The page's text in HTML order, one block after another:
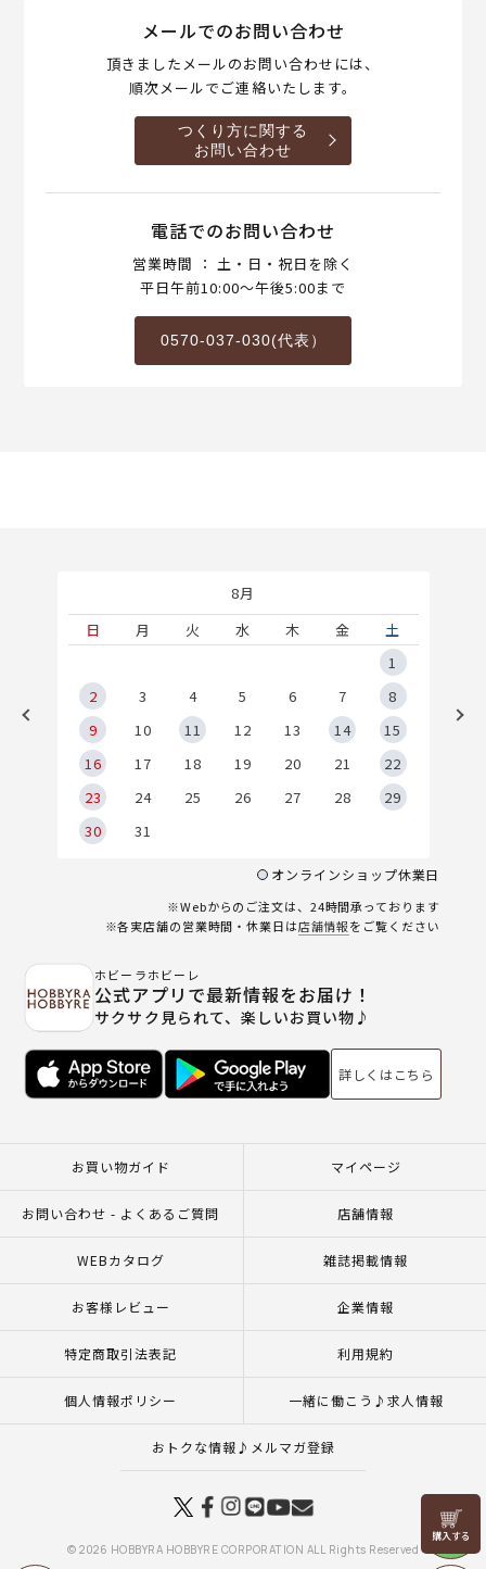
リリヤン
フェア
メールでのお問い合わせ
頂きましたメールのお問い合わせには、
順次メールでご連絡いたします。
つくり方に関する
お問い合わせ
電話でのお問い合わせ
営業時間 ： 土・日・祝日を除く
平日午前10:00～午後5:00まで
0570-037-030(代表）
8月
日
月 火 水 木 金
土
1
2
3 4 5 6 7
8
9
10 11 12 13 14
15
16
17 18 19 20 21
22
23
24 25 26 27 28
29
30
31
オンラインショップ休業日
※Webからのご注文は、24時間承っております
※各実店舗の営業時間・休業日は店舗情報をご覧ください
ホビーラホビーレ
公式アプリで最新情報をお届け！
サクサク見られて、楽しいお買い物♪
詳しくはこちら
お買い物ガイド マイページ
お問い合わせ - よくあるご質問 店舗情報
WEBカタログ 雑誌掲載情報
お客様レビュー 企業情報
特定商取引法表記 利用規約
個人情報ポリシー 一緒に働こう♪求人情報
おトクな情報♪メルマガ登録
© 2026 HOBBYRA HOBBYRE CORPORATION ALL Rights Reserved